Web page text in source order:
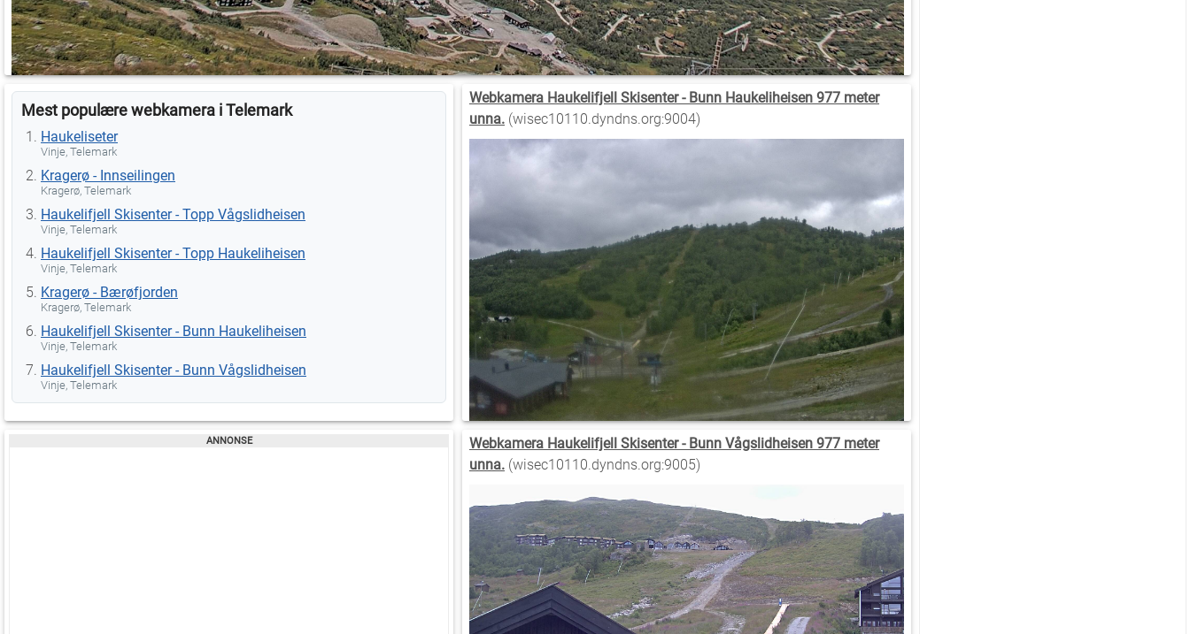
Mest populære webkamera i Telemark
Haukeliseter
Vinje, Telemark
Kragerø - Innseilingen
Kragerø, Telemark
Haukelifjell Skisenter - Topp Vågslidheisen
Vinje, Telemark
Haukelifjell Skisenter - Topp Haukeliheisen
Vinje, Telemark
Kragerø - Bærøfjorden
Kragerø, Telemark
Haukelifjell Skisenter - Bunn Haukeliheisen
Vinje, Telemark
Haukelifjell Skisenter - Bunn Vågslidheisen
Vinje, Telemark
Webkamera Haukelifjell Skisenter - Bunn Haukeliheisen 977 meter
unna. (wisec10110.dyndns.org:9004)
Webkamera Haukelifjell Skisenter - Bunn Vågslidheisen 977 meter
unna. (wisec10110.dyndns.org:9005)